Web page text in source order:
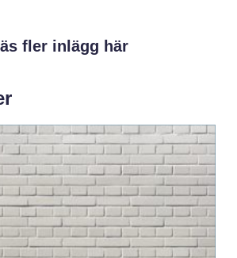
fler inlägg här